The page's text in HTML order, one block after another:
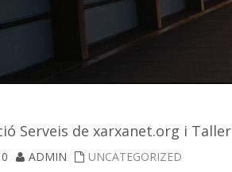
Serveis de xarxanet.org i
ADMIN
UNCATEGORIZED